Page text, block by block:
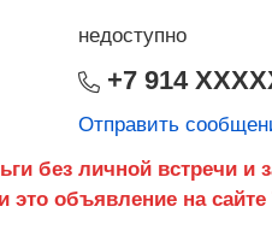
недоступно
+7 914
Отправить